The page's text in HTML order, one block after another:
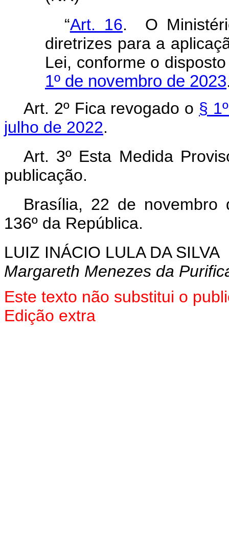
“Art. 16. O
diretrizes para a
Lei, conforme o
1º de novembro de 2023
Art. 2º Fica revogado o §
julho de 2022.
Art. 3º Esta Medida
publicação.
Brasília, 22 de novembro
136º da República.
LUIZ INÁCIO LULA DA SILVA
Margareth Menezes da
Este texto não substitui o
Edição extra